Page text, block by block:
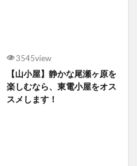
3545view
【山小屋】静かな尾瀬ヶ原を
楽しむなら、東電小屋をオス
スメします！